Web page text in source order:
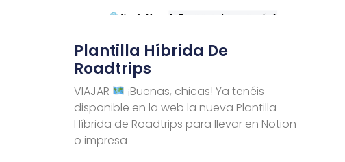
Plantilla Híbrida De
Roadtrips
VIAJAR
¡Buenas, chicas! Ya tenéis
disponible en la web la nueva Plantilla
Híbrida de Roadtrips para llevar en Notion
o impresa